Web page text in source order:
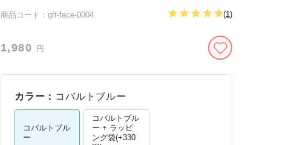
商品コード：gft-face-0004 (1)
1,980 円
カラー： コバルトブルー
コバルトブル
ー
コバルトブル
ー + ラッピ
ング袋(+330